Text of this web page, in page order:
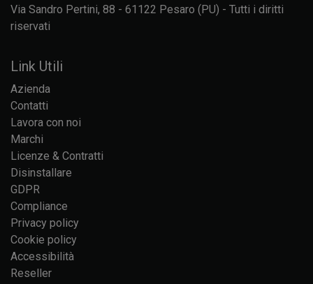
Via Sandro Pertini, 88 - 61122 Pesaro (PU) - Tutti i diritti
riservati
Link Utili
Azienda
Contatti
Lavora con noi
Marchi
Licenze & Contratti
Disinstallare
GDPR
Compliance
Privacy policy
Cookie policy
Accessibilità
Reseller